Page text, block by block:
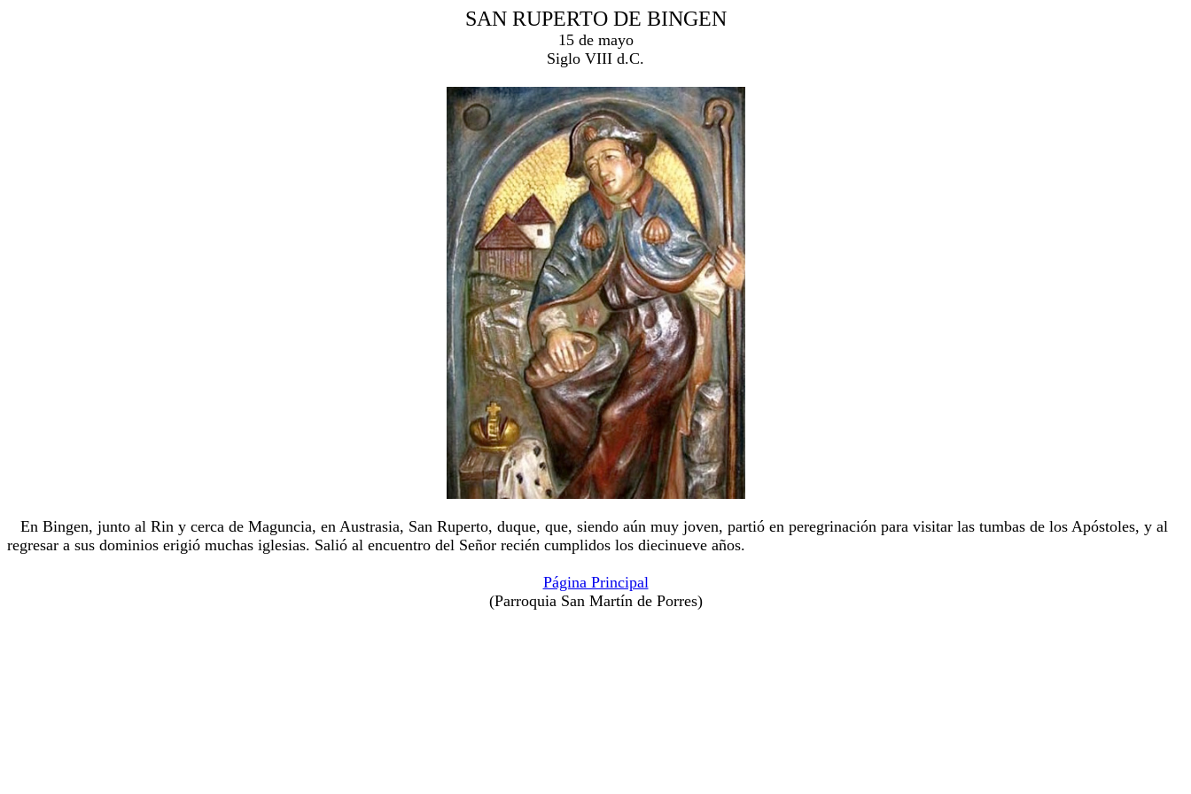
SAN RUPERTO DE BINGEN
15 de mayo
Siglo VIII d.C.
En Bingen, junto al Rin y cerca de Maguncia, en Austrasia, San Ruperto, duque, que, siendo aún muy joven, partió en peregrinación para visitar las tumbas de los Apóstoles, y al
regresar a sus dominios erigió muchas iglesias. Salió al encuentro del Señor recién cumplidos los diecinueve años.
Página Principal
(Parroquia San Martín de Porres)